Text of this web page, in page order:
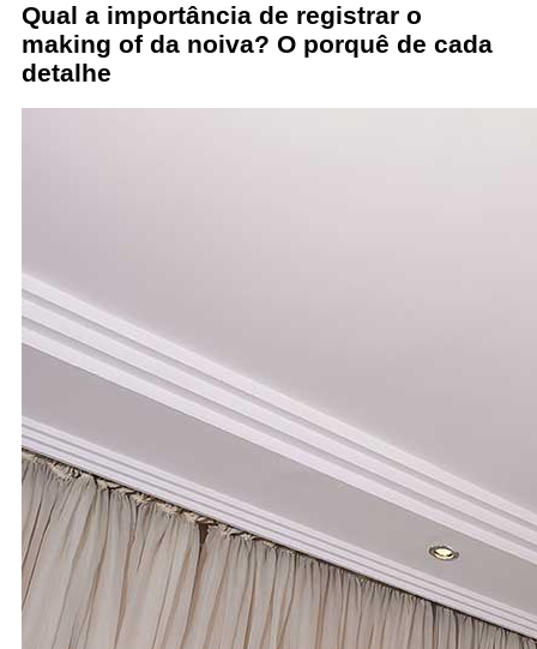
Qual a importância de registrar o
making of da noiva? O porquê de cada
detalhe